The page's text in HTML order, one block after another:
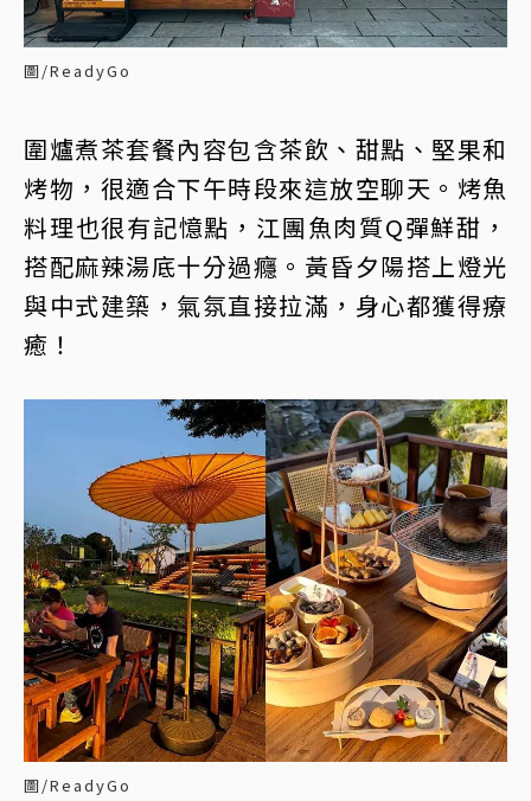
圖/ReadyGo
圍爐煮茶套餐內容包含茶飲、甜點、堅果和
烤物，很適合下午時段來這放空聊天。烤魚
料理也很有記憶點，江團魚肉質Q彈鮮甜，
搭配麻辣湯底十分過癮。黃昏夕陽搭上燈光
與中式建築，氣氛直接拉滿，身心都獲得療
癒！
圖/ReadyGo